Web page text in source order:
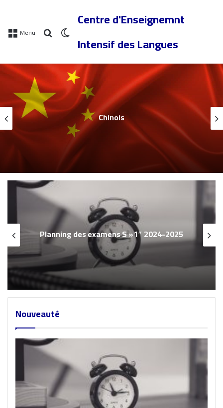
Menu
Centre d'Enseignemnt
Intensif des Langues
Chinois
Planning des examens S »1″ 2024-2025
Nouveauté